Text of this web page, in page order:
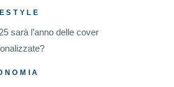
sarà l’anno delle cover